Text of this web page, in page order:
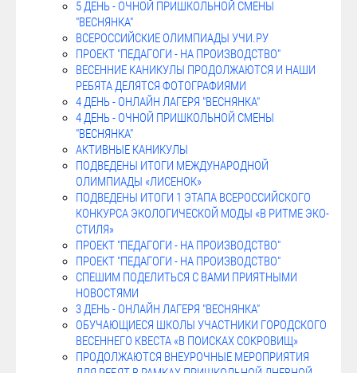
5 ДЕНЬ - ОЧНОЙ ПРИШКОЛЬНОЙ СМЕНЫ
"ВЕСНЯНКА"
ВСЕРОССИЙСКИЕ ОЛИМПИАДЫ УЧИ.РУ
ПРОЕКТ "ПЕДАГОГИ - НА ПРОИЗВОДСТВО"
ВЕСЕННИЕ КАНИКУЛЫ ПРОДОЛЖАЮТСЯ И НАШИ
РЕБЯТА ДЕЛЯТСЯ ФОТОГРАФИЯМИ
4 ДЕНЬ - ОНЛАЙН ЛАГЕРЯ "ВЕСНЯНКА"
4 ДЕНЬ - ОЧНОЙ ПРИШКОЛЬНОЙ СМЕНЫ
"ВЕСНЯНКА"
АКТИВНЫЕ КАНИКУЛЫ
ПОДВЕДЕНЫ ИТОГИ МЕЖДУНАРОДНОЙ
ОЛИМПИАДЫ «ЛИСЕНОК»
ПОДВЕДЕНЫ ИТОГИ 1 ЭТАПА ВСЕРОССИЙСКОГО
КОНКУРСА ЭКОЛОГИЧЕСКОЙ МОДЫ «В РИТМЕ ЭКО-
СТИЛЯ»
ПРОЕКТ "ПЕДАГОГИ - НА ПРОИЗВОДСТВО"
ПРОЕКТ "ПЕДАГОГИ - НА ПРОИЗВОДСТВО"
СПЕШИМ ПОДЕЛИТЬСЯ С ВАМИ ПРИЯТНЫМИ
НОВОСТЯМИ
3 ДЕНЬ - ОНЛАЙН ЛАГЕРЯ "ВЕСНЯНКА"
ОБУЧАЮЩИЕСЯ ШКОЛЫ УЧАСТНИКИ ГОРОДСКОГО
ВЕСЕННЕГО КВЕСТА «В ПОИСКАХ СОКРОВИЩ»
ПРОДОЛЖАЮТСЯ ВНЕУРОЧНЫЕ МЕРОПРИЯТИЯ